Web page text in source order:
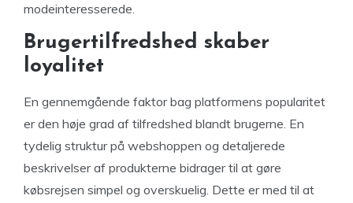
modeinteresserede.
Brugertilfredshed skaber
loyalitet
En gennemgående faktor bag platformens popularitet
er den høje grad af tilfredshed blandt brugerne. En
tydelig struktur på webshoppen og detaljerede
beskrivelser af produkterne bidrager til at gøre
købsrejsen simpel og overskuelig. Dette er med til at